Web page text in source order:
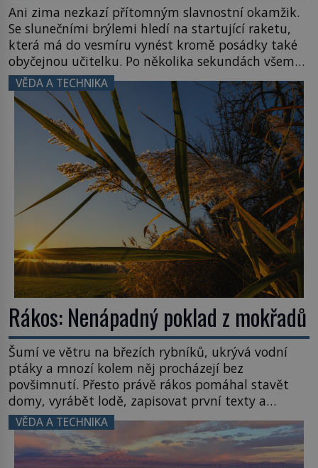
Ani zima nezkazí přítomným slavnostní okamžik.
Se slunečními brýlemi hledí na startující raketu,
která má do vesmíru vynést kromě posádky také
obyčejnou učitelku. Po několika sekundách všem
ztuhnou úsměvy, stroj totiž exploduje. Jejich
konstrukce není z levného kraje, daňové
poplatníky stojí miliardy dolarů. Na druhou stranu
zvládnou jen představitelné věci. Na malé kousky
Název: Columbia První […]
VĚDA A TECHNIKA
Rákos: Nenápadný poklad z mokřadů
Šumí ve větru na březích rybníků, ukrývá vodní
ptáky a mnozí kolem něj procházejí bez
povšimnutí. Přesto právě rákos pomáhal stavět
domy, vyrábět lodě, zapisovat první texty a
inspiroval řadu pověstí. Tato skromná, ale
užitečná rostlina provází člověka už tisíce let.
Většina lidí vnímá rákos jen jako obyčejnou kulisu
VĚDA A TECHNIKA